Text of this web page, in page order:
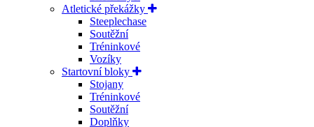
Atletické překážky
Steeplechase
Soutěžní
Tréninkové
Vozíky
Startovní bloky
Stojany
Tréninkové
Soutěžní
Doplňky